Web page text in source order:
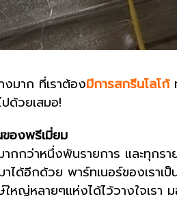
มาก ที่เราต้องมีการสกรีนโลโก้
ด้วยเสมอ!
ของพรีเมี่ยม
กกว่าหนึ่งพันรายการ และทุกร
ได้อีกด้วย พาร์ทเนอร์ของเราเ
หญ่หลายๆแห่งได้ไว้วางใจเรา